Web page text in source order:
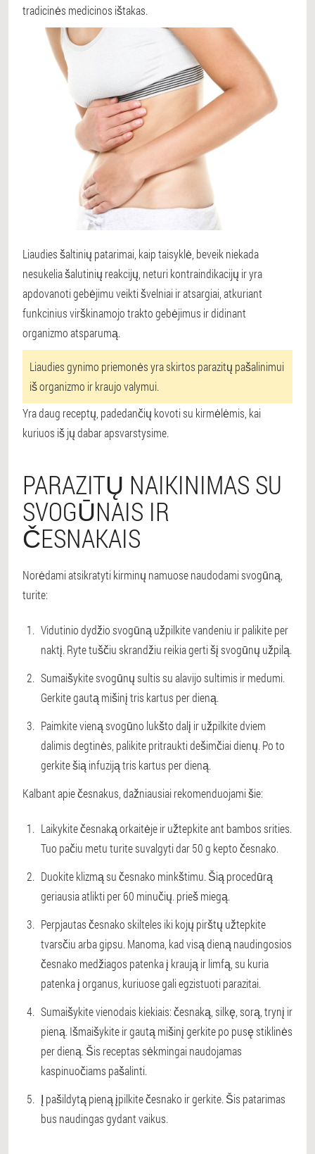
tradicinės medicinos ištakas.
Liaudies šaltinių patarimai, kaip taisyklė, beveik niekada
nesukelia šalutinių reakcijų, neturi kontraindikacijų ir yra
apdovanoti gebėjimu veikti švelniai ir atsargiai, atkuriant
funkcinius virškinamojo trakto gebėjimus ir didinant
organizmo atsparumą.
Liaudies gynimo priemonės yra skirtos parazitų pašalinimui
iš organizmo ir kraujo valymui.
Yra daug receptų, padedančių kovoti su kirmėlėmis, kai
kuriuos iš jų dabar apsvarstysime.
PARAZITŲ NAIKINIMAS SU
SVOGŪNAIS IR
ČESNAKAIS
Norėdami atsikratyti kirminų namuose naudodami svogūną,
turite:
Vidutinio dydžio svogūną užpilkite vandeniu ir palikite per
naktį. Ryte tuščiu skrandžiu reikia gerti šį svogūnų užpilą.
Sumaišykite svogūnų sultis su alavijo sultimis ir medumi.
Gerkite gautą mišinį tris kartus per dieną.
Paimkite vieną svogūno lukšto dalį ir užpilkite dviem
dalimis degtinės, palikite pritraukti dešimčiai dienų. Po to
gerkite šią infuziją tris kartus per dieną.
Kalbant apie česnakus, dažniausiai rekomenduojami šie:
Laikykite česnaką orkaitėje ir užtepkite ant bambos srities.
Tuo pačiu metu turite suvalgyti dar 50 g kepto česnako.
Duokite klizmą su česnako minkštimu. Šią procedūrą
geriausia atlikti per 60 minučių. prieš miegą.
Perpjautas česnako skilteles iki kojų pirštų užtepkite
tvarsčiu arba gipsu. Manoma, kad visą dieną naudingosios
česnako medžiagos patenka į kraują ir limfą, su kuria
patenka į organus, kuriuose gali egzistuoti parazitai.
Sumaišykite vienodais kiekiais: česnaką, silkę, sorą, trynį ir
pieną. Išmaišykite ir gautą mišinį gerkite po pusę stiklinės
per dieną. Šis receptas sėkmingai naudojamas
kaspinuočiams pašalinti.
Į pašildytą pieną įpilkite česnako ir gerkite. Šis patarimas
bus naudingas gydant vaikus.